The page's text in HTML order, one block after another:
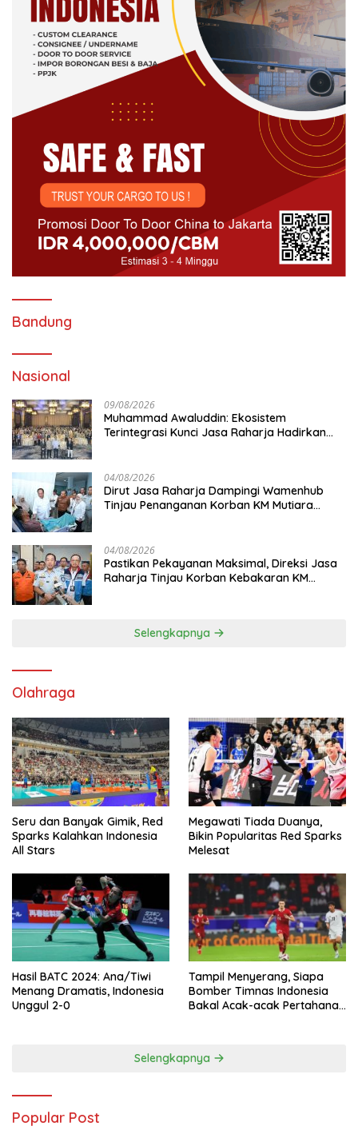
Bandung
Nasional
09/08/2026
Muhammad Awaluddin: Ekosistem
Terintegrasi Kunci Jasa Raharja Hadirkan
04/08/2026
Dirut Jasa Raharja Dampingi Wamenhub
Tinjau Penanganan Korban KM Mutiara
04/08/2026
Pastikan Pekayanan Maksimal, Direksi Jasa
Raharja Tinjau Korban Kebakaran KM
Selengkapnya
Olahraga
Seru dan Banyak Gimik, Red
Sparks Kalahkan Indonesia
All Stars
Megawati Tiada Duanya,
Bikin Popularitas Red Sparks
Melesat
Hasil BATC 2024: Ana/Tiwi
Menang Dramatis, Indonesia
Unggul 2-0
Tampil Menyerang, Siapa
Bomber Timnas Indonesia
Bakal Acak-acak Pertahanan
Selengkapnya
Popular Post